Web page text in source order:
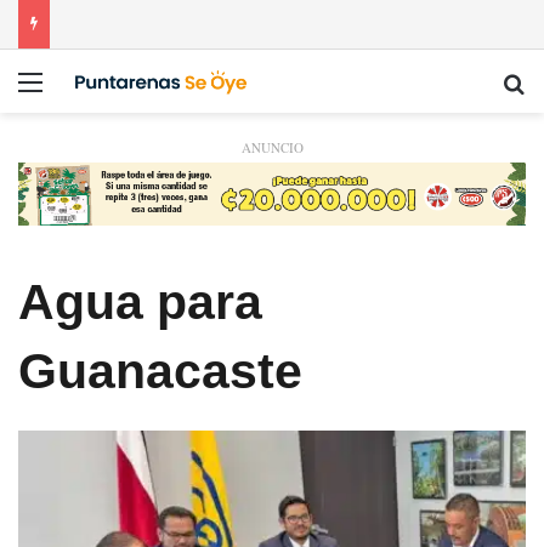
Menú
ANUNCIO
Agua para
Guanacaste